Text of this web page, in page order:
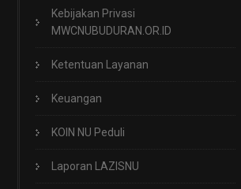
Kebijakan Privasi
MWCNUBUDURAN.OR.ID
Ketentuan Layanan
Keuangan
KOIN NU Peduli
Laporan LAZISNU